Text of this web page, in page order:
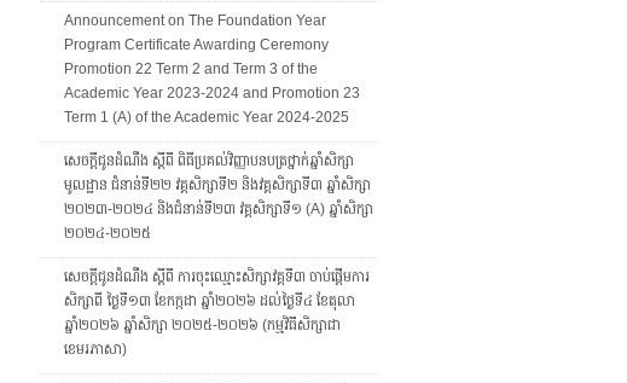
Announcement on The Foundation Year
Program Certificate Awarding Ceremony
Promotion 22 Term 2 and Term 3 of the
Academic Year 2023-2024 and Promotion 23
Term 1 (A) of the Academic Year 2024-2025
សេចក្តីជូនដំណឹង ស្តីពី ពិធីប្រគល់វិញ្ញាបនបត្រថ្នាក់ឆ្នាំសិក្សា
មូលដ្ឋាន ជំនាន់ទី២២ វគ្គសិក្សាទី២ និងវគ្គសិក្សាទី៣ ឆ្នាំសិក្សា
២០២៣-២០២៤ និងជំនាន់ទី២៣ វគ្គសិក្សាទី១ (A) ឆ្នាំសិក្សា
២០២៤-២០២៥
សេចក្តីជូនដំណឹង ស្តីពី ការចុះឈ្មោះសិក្សាវគ្គទី៣ ចាប់ផ្តើមការ
សិក្សាពី ថ្ងៃទី១៣ ខែកក្កដា ឆ្នាំ២០២៦ ដល់ថ្ងៃទី៤ ខែតុលា
ឆ្នាំ២០២៦ ឆ្នាំសិក្សា ២០២៥-២០២៦ (កម្មវិធីសិក្សាជា
ខេមរភាសា)